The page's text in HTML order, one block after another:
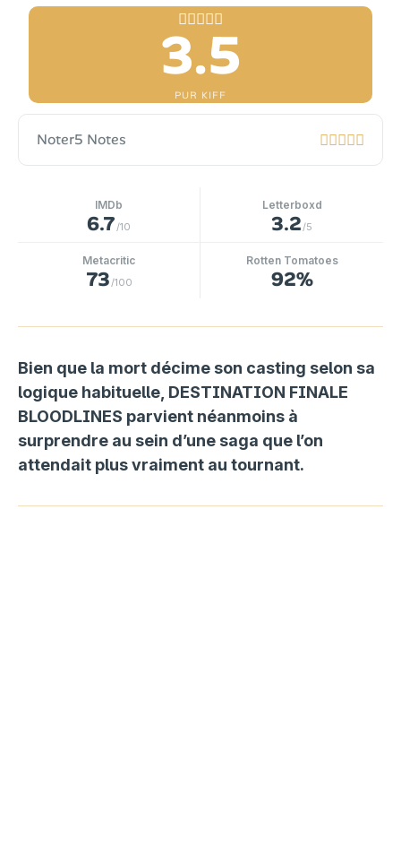
IMDb
6.7/10
Letterboxd
3.2/5
Metacritic
73/100
Rotten Tomatoes
92%
Noter5 Notes
3.5
PUR KIFF
Bien que la mort décime son casting selon sa
logique habituelle, DESTINATION FINALE
BLOODLINES parvient néanmoins à
surprendre au sein d’une saga que l’on
attendait plus vraiment au tournant.